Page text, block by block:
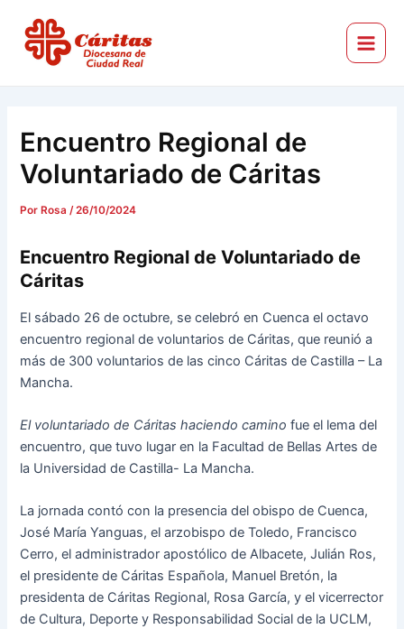
contenido
Menu
Encuentro Regional de
Voluntariado de Cáritas
PorRosa /26/10/2024
Encuentro Regional de Voluntariado de
Cáritas
El sábado 26 de octubre, se celebró en Cuenca el octavo
encuentro regional de voluntarios de Cáritas, que reunió a
más de 300 voluntarios de las cinco Cáritas de Castilla – La
Mancha.
El voluntariado de Cáritas haciendo camino fue el lema del
encuentro, que tuvo lugar en la Facultad de Bellas Artes de
la Universidad de Castilla- La Mancha.
La jornada contó con la presencia del obispo de Cuenca,
José María Yanguas, el arzobispo de Toledo, Francisco
Cerro, el administrador apostólico de Albacete, Julián Ros,
el presidente de Cáritas Española, Manuel Bretón, la
presidenta de Cáritas Regional, Rosa García, y el vicerrector
de Cultura, Deporte y Responsabilidad Social de la UCLM,
entradas